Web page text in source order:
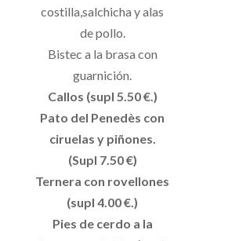
costilla,salchicha y alas
de pollo.
Bistec a la brasa con
guarnición.
Callos (supl 5.50 €.)
Pato del Penedès con
ciruelas y piñones.
(Supl 7.50 €)
Ternera con rovellones
(supl 4.00 €.)
Pies de cerdo a la